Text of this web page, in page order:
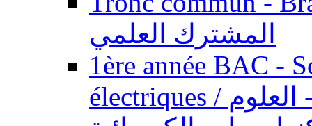
المشترك العلمي
1ère année BAC -
électriques / السنة الأولى باكالوريا - العلوم